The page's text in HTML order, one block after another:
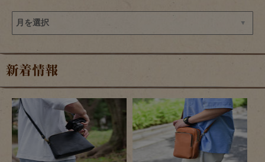
新着情報